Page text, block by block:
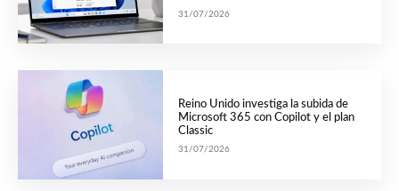
31/07/2026
Reino Unido investiga la subida de
Microsoft 365 con Copilot y el plan
Classic
31/07/2026